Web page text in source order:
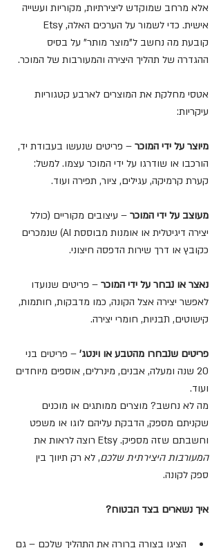
אלא מרחב שמוקדש ליצירתיות, מקוריות ועשייה
קובעת מה נחשב ל"מוצר מותר" על בסיס
ההגדרה של תהליך היצירה והמעורבות של המוכר.
אטסי מחלקת את המוצרים לארבע קטגוריות
עיקריות:
מיוצר על ידי המוכר – פריטים שנעשו בעבודת יד,
הורכבו או שודרגו על ידי המוכר עצמו. למשל:
קערת קרמיקה, עגילים, ציור, תפירה ועוד.
מעוצב על ידי המוכר – עיצובים מקוריים (כולל
יצירה דיגיטלית או אומנות מבוססת AI) שנמכרים
כקובץ או דרך שירות הדפסה חיצוני.
נאצר או נבחר על ידי המוכר – פריטים שנועדו
לאפשר יצירה אצל הקונה, כמו מדבקות, חותמות,
קישוטים, תבניות, חומרי יצירה.
פריטים שנבחרו מהטבע או וינטג' – פריטים בני
20 שנה ומעלה, אבנים, מינרלים, אוספים מיוחדים
ועוד.
מה לא נחשב? מוצרים ממותגים או מוכנים
שקניתם מספק, הדבקת עליהם לוגו או משפט
וחשבתם שזה מספיק. Etsy רוצה לראות את
המעורבות היצירתית שלכם, לא רק תיווך בין
ספק לקונה.
איך נשארים בצד הבטוח?
הציגו בצורה ברורה את התהליך שלכם – גם